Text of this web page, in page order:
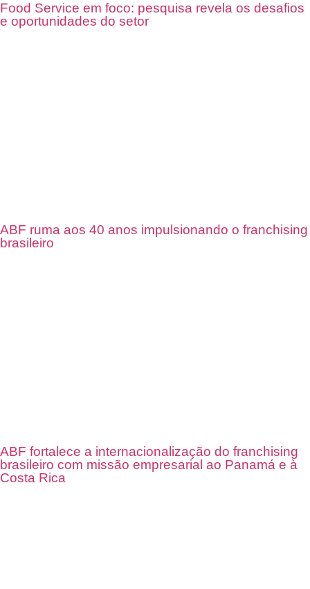
Food Service em foco: pesquisa revela os desafios
e oportunidades do setor
ABF ruma aos 40 anos impulsionando o franchising
brasileiro
ABF fortalece a internacionalização do franchising
brasileiro com missão empresarial ao Panamá e à
Costa Rica